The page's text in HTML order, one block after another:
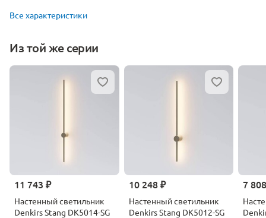
Все характеристики
Из той же серии
11 743 ₽
Настенный светильник
Denkirs Stang DK5014-SG
10 248 ₽
Настенный светильник
Denkirs Stang DK5012-SG
7